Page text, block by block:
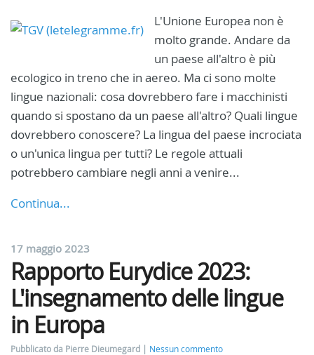
L'Unione Europea non è
molto grande. Andare da
un paese all'altro è più
ecologico in treno che in aereo. Ma ci sono molte
lingue nazionali: cosa dovrebbero fare i macchinisti
quando si spostano da un paese all'altro? Quali lingue
dovrebbero conoscere? La lingua del paese incrociata
o un'unica lingua per tutti? Le regole attuali
potrebbero cambiare negli anni a venire...
Continua...
17 maggio 2023
Rapporto Eurydice 2023:
L'insegnamento delle lingue
in Europa
Pubblicato da Pierre Dieumegard
Nessun commento